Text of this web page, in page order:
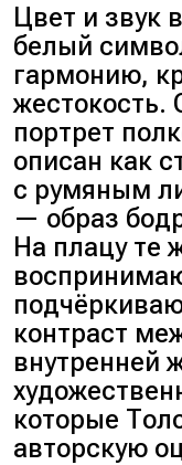
Цвет и звук
белый
гармонию,
жестокость.
портрет
описан как
с румяным
— образ
На плацу те
контраст
внутренней
которые
авторскую